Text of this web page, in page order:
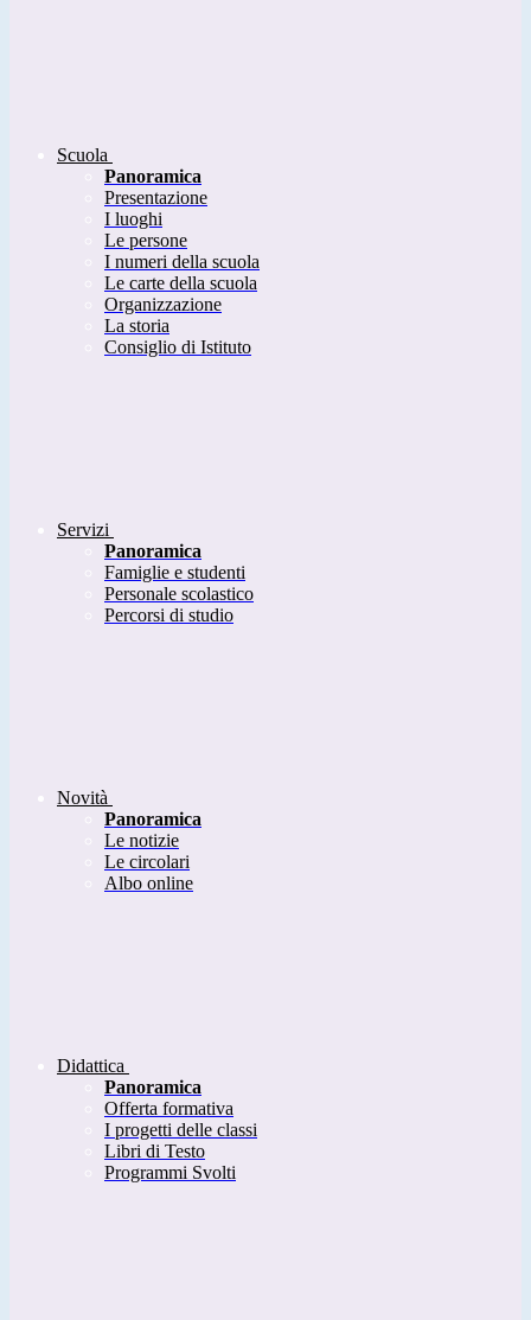
Scuola
Panoramica
Presentazione
I luoghi
Le persone
I numeri della scuola
Le carte della scuola
Organizzazione
La storia
Consiglio di Istituto
Servizi
Panoramica
Famiglie e studenti
Personale scolastico
Percorsi di studio
Novità
Panoramica
Le notizie
Le circolari
Albo online
Didattica
Panoramica
Offerta formativa
I progetti delle classi
Libri di Testo
Programmi Svolti